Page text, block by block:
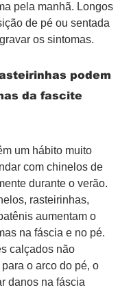
pela manhã. Longos
de pé ou sentada
os sintomas.
podem
da fascite
um hábito muito
com chinelos de
durante o verão.
rasteirinhas,
aumentam o
na fáscia e no pé.
calçados não
o arco do pé, o
danos na fáscia